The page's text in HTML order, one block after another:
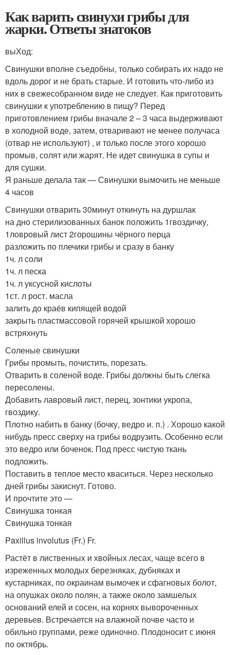
Как варить свинухи грибы для
жарки. Ответы знатоков
выХод:
Свинушки вполне съедобны, только собирать их надо не
вдоль дорог и не брать старые. И готовить что-либо из
них в свежесобранном виде не следует. Как приготовить
свинушки к употреблению в пищу? Перед
приготовлением грибы вначале 2 – 3 часа выдерживают
в холодной воде, затем, отваривают не менее получаса
(отвар не используют) , и только после этого хорошо
промыв, солят или жарят. Не идет свинушка в супы и
для сушки.
Я раньше делала так — Свинушки вымочить не меньше
4 часов
Свинушки отварить 30минут откинуть на дуршлак
на дно стерилизованных банок положить 1гвоздичку,
1ловровый лист 2горошины чёрного перца
разложить по плечики грибы и сразу в банку
1ч. л соли
1ч. л песка
1ч. л уксусной кислоты
1ст. л рост. масла
залить до краёв кипящей водой
закрыть пластмассовой горячей крышкой хорошо
встряхнуть
Соленые свинушки
Грибы промыть, почистить, порезать.
Отварить в соленой воде. Грибы должны быть слегка
пересолены.
Добавить лавровый лист, перец, зонтики укропа,
гвоздику.
Плотно набить в банку (бочку, ведро и. п.) . Хорошо какой
нибудь пресс сверху на грибы водрузить. Особенно если
это ведро или боченок. Под пресс чистую ткань
подложить.
Поставить в теплое место кваситься. Через несколько
дней грибы закиснут. Готово.
И прочтите это —
Свинушка тонкая
Свинушка тонкая
Paxillus involutus (Fr.) Fr.
Растёт в лиственных и хвойных лесах, чаще всего в
изреженных молодых березняках, дубняках и
кустарниках, по окраинам вымочек и сфагновых болот,
на опушках около полян, а также около замшелых
оснований елей и сосен, на корнях вывороченных
деревьев. Встречается на влажной почве часто и
обильно группами, реже одиночно. Плодоносит с июня
по октябрь.